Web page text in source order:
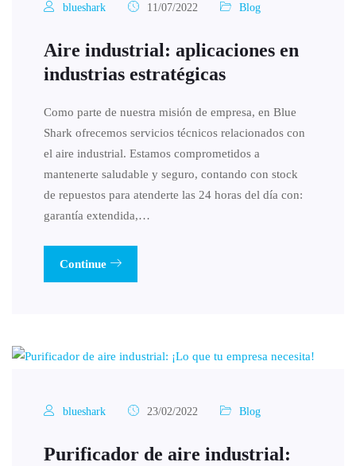
blueshark 11/07/2022 Blog
Aire industrial: aplicaciones en
industrias estratégicas
Como parte de nuestra misión de empresa, en Blue
Shark ofrecemos servicios técnicos relacionados con
el aire industrial. Estamos comprometidos a
mantenerte saludable y seguro, contando con stock
de repuestos para atenderte las 24 horas del día con:
garantía extendida,…
Continue
blueshark 23/02/2022 Blog
Purificador de aire industrial: